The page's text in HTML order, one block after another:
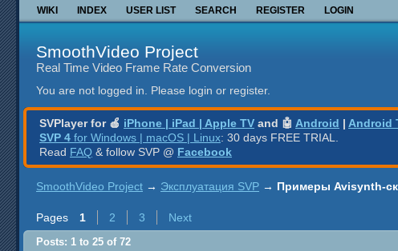
WIKI INDEX USER LIST SEARCH REGISTER LOGIN
SmoothVideo Project
Real Time Video Frame Rate Conversion
You are not logged in. Please login or register.
SVPlayer for 🍎 iPhone | iPad | Apple TV and 🤖 Android | Android
SVP 4 for Windows | macOS | Linux: 30 days FREE TRIAL.
Read FAQ & follow SVP @ Facebook
SmoothVideo Project → Эксплуатация SVP → Примеры Avisynth-
Pages 1 2 3 Next
Posts: 1 to 25 of 72